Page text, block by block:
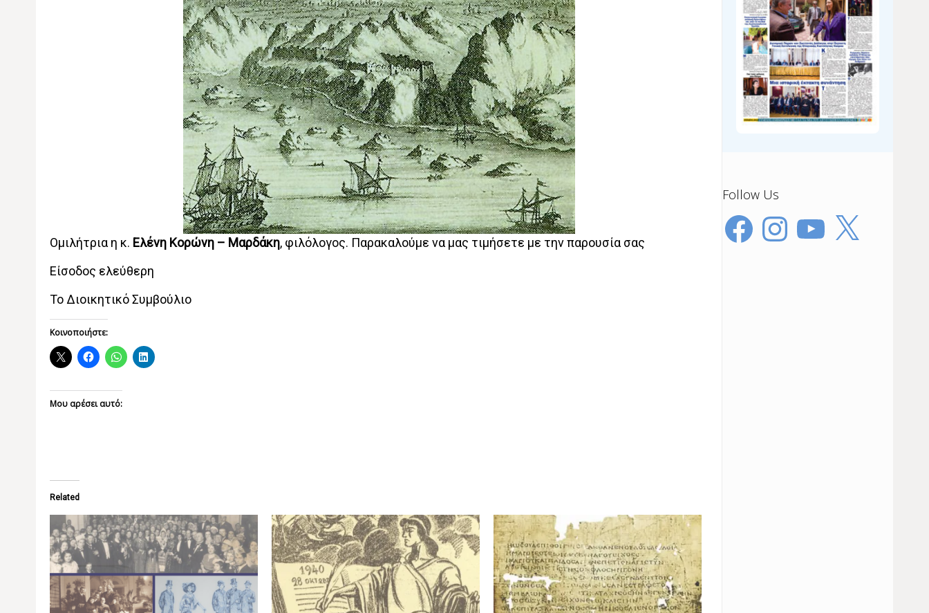
Ομιλήτρια η κ. Ελένη Κορώνη – Μαρδάκη, φιλόλογος. Παρακαλούμε να μας τιμήσετε με την παρουσία σας
Είσοδος ελεύθερη
Το Διοικητικό Συμβούλιο
Κοινοποιήστε:
Μου αρέσει αυτό:
Related
Follow Us
FacebookInstagramYouTube
X